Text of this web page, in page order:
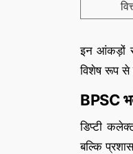
इन आंकड़ों से
विशेष रूप से
BPSC
डिप्टी
बल्कि